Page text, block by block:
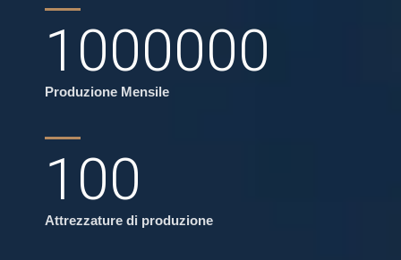
1000000
Produzione Mensile
100
Attrezzature di produzione